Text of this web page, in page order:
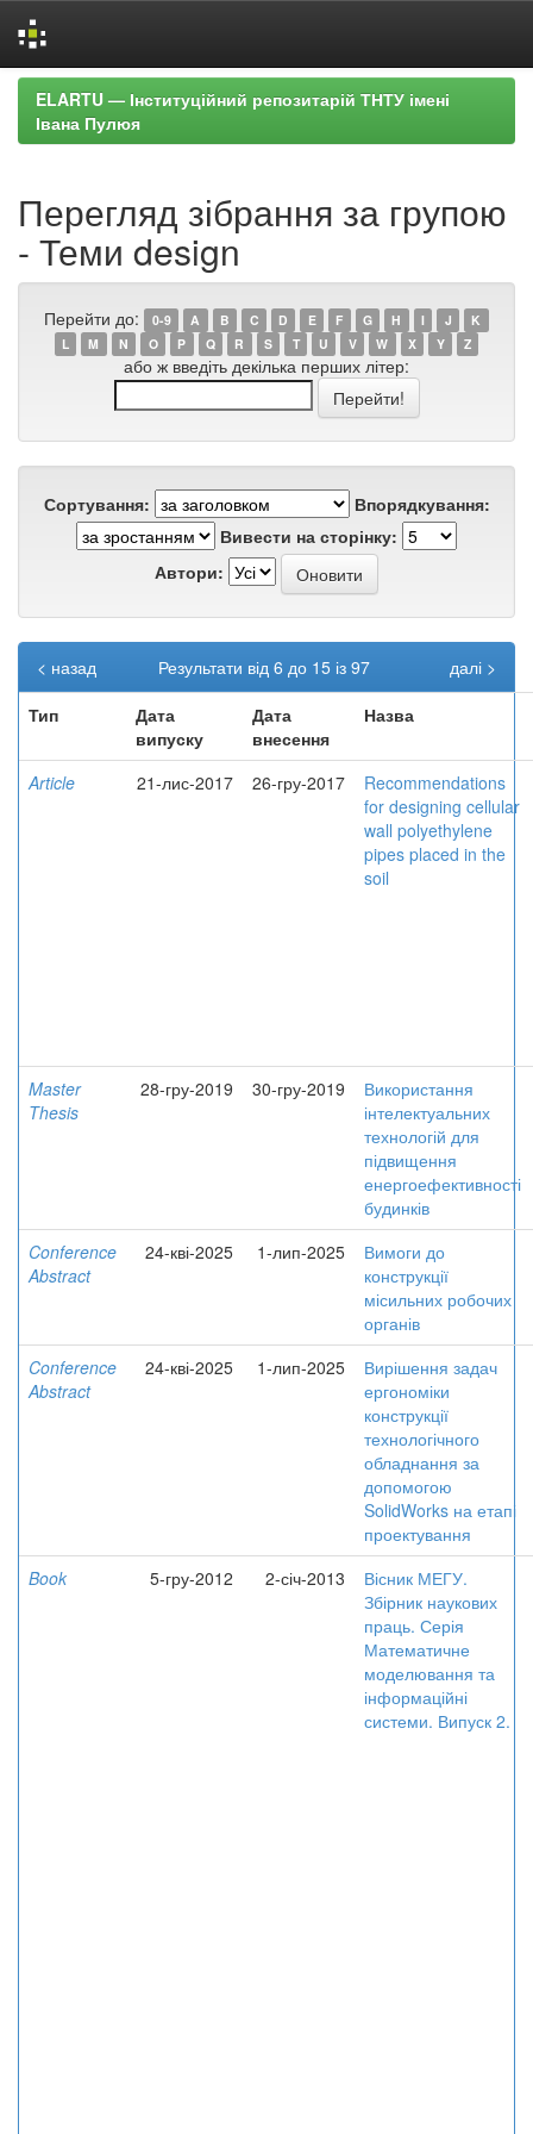
Skip
navigation
ELARTU — Інституційний репозитарій ТНТУ імені
Івана Пулюя
Перегляд зібрання за групою
- Теми design
Перейти до: 0-9 A B C D E F G H I J
K
L
M N O P Q R S T U V W X Y Z
або ж введіть декілька перших літер:
Сортування:
Впорядкування:
Вивести на сторінку:
Автори:
Результати від 6 до 15 із 97
< назад
далі >
Тип
Дата
випуску
Дата
внесення
Назва
Article 21-лис-2017 26-гру-2017
Recommendations
for designing cellular
wall polyethylene
pipes placed in the
soil
Master
Thesis
28-гру-2019 30-гру-2019
Використання
інтелектуальних
технологій для
підвищення
енергоефективності
будинків
Conference
Abstract
24-кві-2025 1-лип-2025
Вимоги до
конструкції
місильних робочих
органів
Conference
Abstract
24-кві-2025 1-лип-2025
Вирішення задач
ергономіки
конструкції
технологічного
обладнання за
допомогою
SolidWorks на етапі
проектування
Book
5-гру-2012 2-січ-2013
Вісник МЕГУ.
Збірник наукових
праць. Серія
Математичне
моделювання та
інформаційні
системи. Випуск 2.